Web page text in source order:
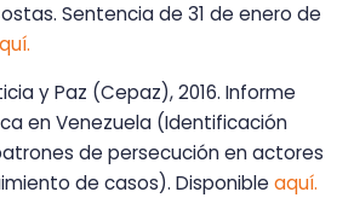
Sentencia de 31 de enero de
y Paz (Cepaz), 2016. Informe
en Venezuela (Identificación
de persecución en actores
de casos). Disponible aquí.